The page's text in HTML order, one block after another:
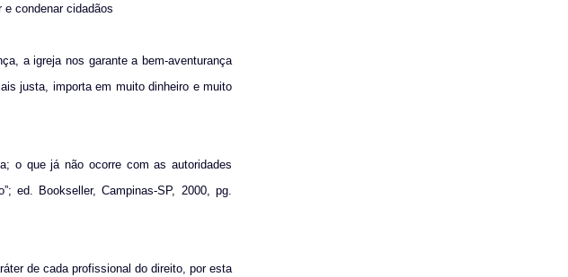
condenar cidadãos
a igreja nos garante a bem-aventurança
justa, importa em muito dinheiro e muito
o que já não ocorre com as autoridades
ed. Bookseller, Campinas-SP, 2000, pg.
de cada profissional do direito, por esta